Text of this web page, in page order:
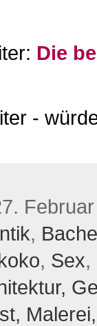
Die
-
,
, Sex,